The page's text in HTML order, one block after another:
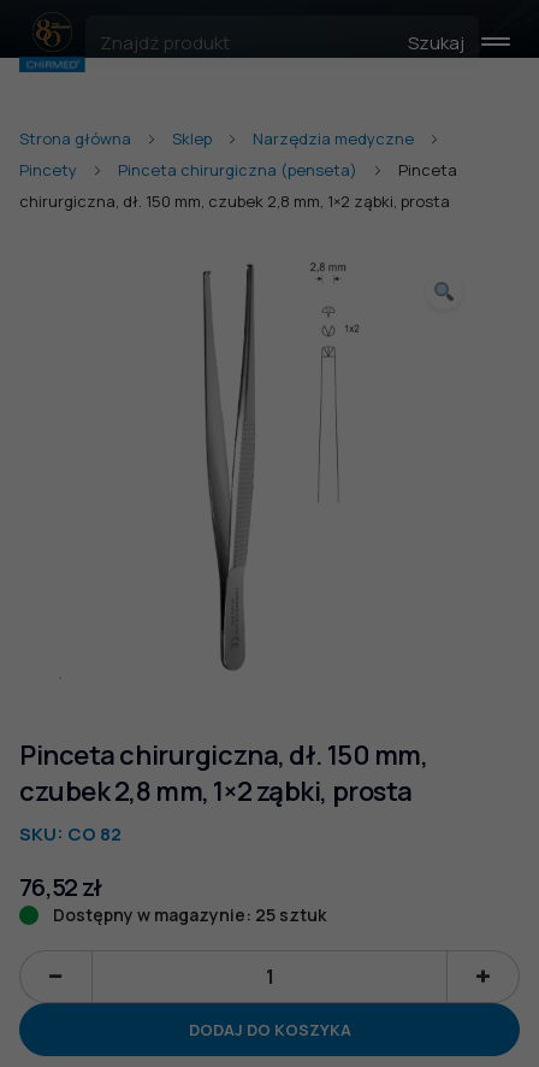
Szukaj
Strona główna Sklep
Narzędzia medyczne
Pincety
Pinceta chirurgiczna (penseta)
Pinceta
chirurgiczna, dł. 150 mm, czubek 2,8 mm, 1×2 ząbki, prosta
Pinceta chirurgiczna, dł. 150 mm,
czubek 2,8 mm, 1×2 ząbki, prosta
SKU: CO 82
76,52zł
Dostępny w magazynie: 25 sztuk
ilość
chirurgiczna,
DODAJ DO KOSZYKA